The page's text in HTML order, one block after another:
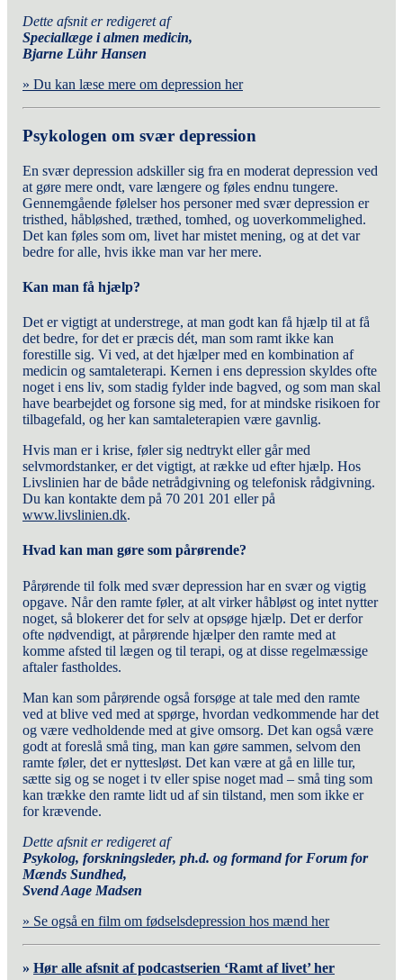
Dette afsnit er redigeret af
Speciallæge i almen medicin,
Bjarne Lühr Hansen
» Du kan læse mere om depression her
Psykologen om svær depression
En svær depression adskiller sig fra en moderat depression ved
at gøre mere ondt, vare længere og føles endnu tungere.
Gennemgående følelser hos personer med svær depression er
tristhed, håbløshed, træthed, tomhed, og uoverkommelighed.
Det kan føles som om, livet har mistet mening, og at det var
bedre for alle, hvis ikke man var her mere.
Kan man få hjælp?
Det er vigtigt at understrege, at man godt kan få hjælp til at få
det bedre, for det er præcis dét, man som ramt ikke kan
forestille sig. Vi ved, at det hjælper med en kombination af
medicin og samtaleterapi. Kernen i ens depression skyldes ofte
noget i ens liv, som stadig fylder inde bagved, og som man skal
have bearbejdet og forsone sig med, for at mindske risikoen for
tilbagefald, og her kan samtaleterapien være gavnlig.
Hvis man er i krise, føler sig nedtrykt eller går med
selvmordstanker, er det vigtigt, at række ud efter hjælp. Hos
Livslinien har de både netrådgivning og telefonisk rådgivning.
Du kan kontakte dem på 70 201 201 eller på
www.livslinien.dk.
Hvad kan man gøre som pårørende?
Pårørende til folk med svær depression har en svær og vigtig
opgave. Når den ramte føler, at alt virker håbløst og intet nytter
noget, så blokerer det for selv at opsøge hjælp. Det er derfor
ofte nødvendigt, at pårørende hjælper den ramte med at
komme afsted til lægen og til terapi, og at disse regelmæssige
aftaler fastholdes.
Man kan som pårørende også forsøge at tale med den ramte
ved at blive ved med at spørge, hvordan vedkommende har det
og være vedholdende med at give omsorg. Det kan også være
godt at foreslå små ting, man kan gøre sammen, selvom den
ramte føler, det er nyttesløst. Det kan være at gå en lille tur,
sætte sig og se noget i tv eller spise noget mad – små ting som
kan trække den ramte lidt ud af sin tilstand, men som ikke er
for krævende.
Dette afsnit er redigeret af
Psykolog, forskningsleder, ph.d. og formand for Forum for
Mænds Sundhed,
Svend Aage Madsen
» Se også en film om fødselsdepression hos mænd her
» Hør alle afsnit af podcastserien ‘Ramt af livet’ her